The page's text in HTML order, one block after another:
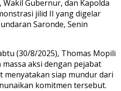
Gubernur, dan Kapolda
jilid II yang digelar
Saronde, Senin
(30/8/2025), Thomas Mopili
aksi dengan pejabat
menyatakan siap mundur dari
komitmen tersebut.